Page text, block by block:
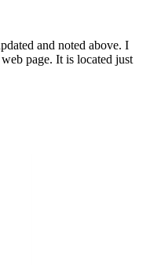
and noted above. I
page. It is located just